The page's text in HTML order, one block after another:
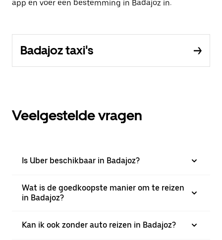
app en voer een bestemming in Badajoz in.
Badajoz taxi's
Veelgestelde vragen
Is Uber beschikbaar in Badajoz?
Wat is de goedkoopste manier om te reizen
in Badajoz?
Kan ik ook zonder auto reizen in Badajoz?